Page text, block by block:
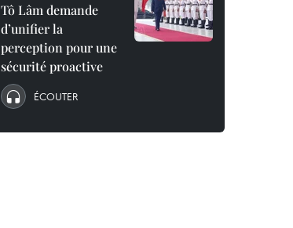
Tô Lâm demande
d’unifier la
perception pour une
sécurité proactive
ÉCOUTER